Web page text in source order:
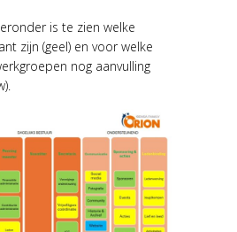
is te zien welke
zijn (geel) en voor welke
nog aanvulling